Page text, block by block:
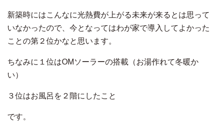
新築時にはこんなに光熱費が上がる未来が来るとは思って
いなかったので、今となってはわが家で導入してよかった
ことの第２位かなと思います。
ちなみに１位はOMソーラーの搭載（お湯作れて冬暖か
い）
３位はお風呂を２階にしたこと
です。